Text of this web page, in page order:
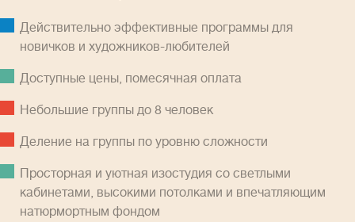
Действительно эффективные программы для
новичков и художников-любителей
Доступные цены, помесячная оплатa
Небольшие группы до 8 человек
Деление на группы по уровню сложности
Просторная и уютная изостудия со светлыми
кабинетами, высокими потолками и впечатляющим
натюрмортным фондом